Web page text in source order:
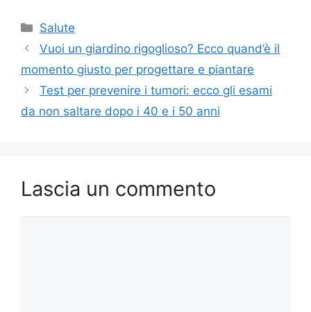
Categorie
Salute
Vuoi un giardino rigoglioso? Ecco quand’è il
momento giusto per progettare e piantare
Test per prevenire i tumori: ecco gli esami
da non saltare dopo i 40 e i 50 anni
Lascia un commento